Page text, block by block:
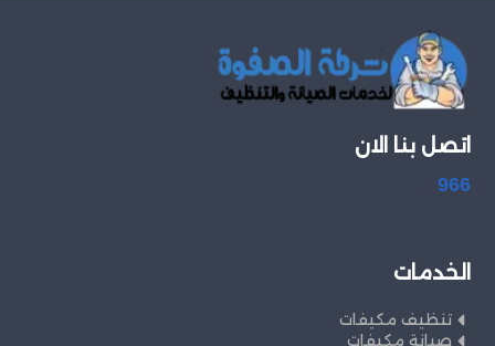
اتصل بنا الان
966
الخدمات
تنظيف مكيفات
صيانة مكيفات